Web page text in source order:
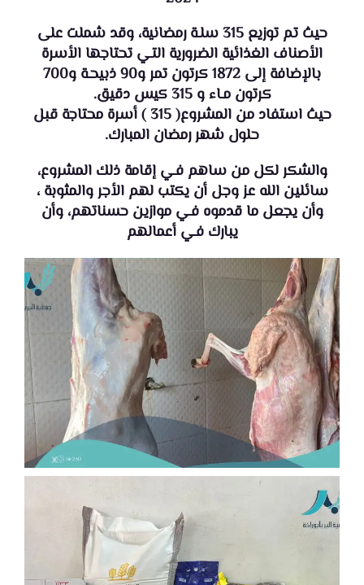
حيث تم توزيع 315 سلـة رمضانية، وقد شملت على
الأصناف الغذائية الضرورية التـي تحتاجها الأسرة
بالإضافة إلى 1872 كرتون تمر و90 ذبيحـة و700
كرتون مـاء و 315 كيس دقيق.
حيث استفاد من المشروع( 315 ) أسرة محتاجة قبل
حلول شهر رمضان المبارك.
والشكر لكل من ساهم فـي إقامة ذلك المشروع،
سائلين الله عز وجل أن يكتب لهم الأجر والمثوبة ،
وأن يجعل ما قدموه فـي موازين حسناتهم، وأن
يبارك فـي أعمالهم